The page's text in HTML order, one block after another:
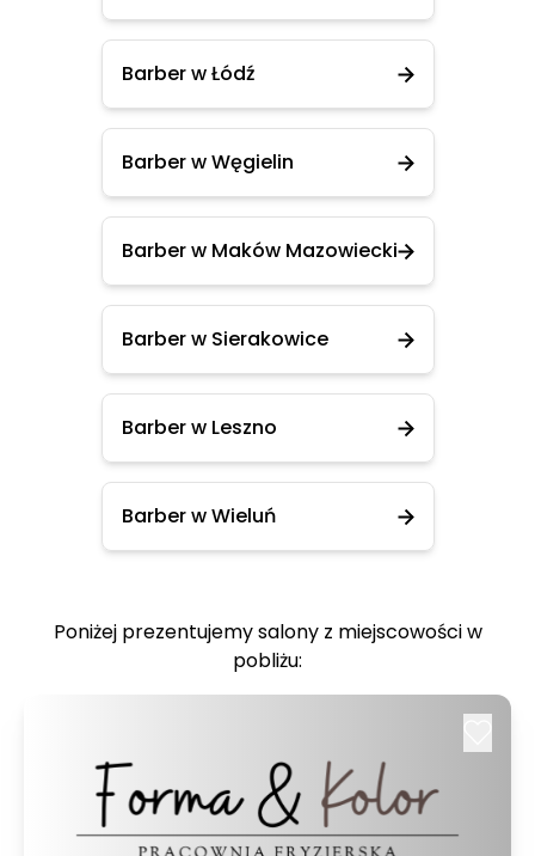
Barber w Łódź
Barber w Węgielin
Barber w Maków Mazowiecki
Barber w Sierakowice
Barber w Leszno
Barber w Wieluń
Poniżej prezentujemy salony z miejscowości w
pobliżu: